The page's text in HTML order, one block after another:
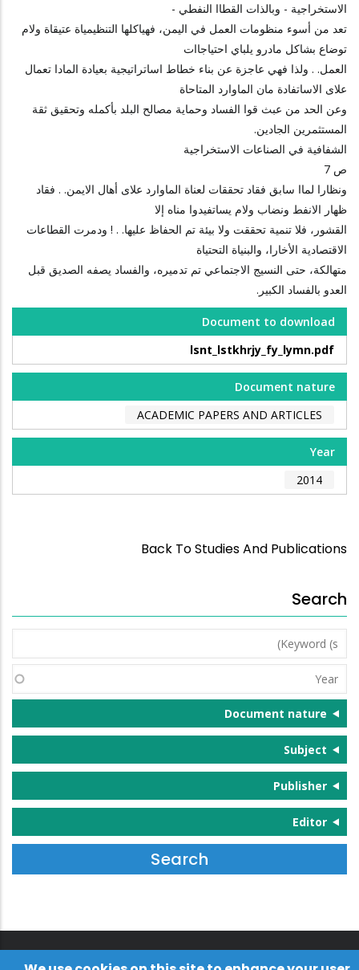
الاستخراجية - وبالذات القطاا النفطي -
تعد من أسوء منظومات العمل في اليمن، فهياكلها التنظيمياة عتيقاة ولام
توضاع بشاكل مادرو يلباي احتياجاات
العمل. . ولذا فهي عاجزة عن بناء خطاط اساتراتيجية بعيادة المادا تعمال
علاى الاساتفادة مان الماوارد المتاحاة
وعن الحد من عبث قوا الفساد وحماية مصالح البلد بأكمله وتحقيق ثقة
المستثمرين الجادين.
الشفافية في الصناعات الاستخراجية
ص 7
ونظارا لماا سابق فقاد تحققات لعناة الماوارد علاى أهال الايمن. . فقاد
ظهار الانفط ونضاب ولام يساتفيدوا مناه إلا
القشور، فلا تنمية تحققت ولا بيئة تم الحفاظ عليها. . ! ودمرت القطاعات
الاقتصادية الأخارا، والبنياة التحتياة
متهالكة، حتى النسيج الاجتماعي تم تدميره، والفساد يصفه الصديق قبل
العدو بالفساد الكبير.
Document to download
lsnt_lstkhrjy_fy_lymn.pdf
Document nature
ACADEMIC PAPERS AND ARTICLES
Year
2014
Back To Studies And Publications
Search
Keyword
(s)
Year
Document nature
Subject
Publisher
Editor